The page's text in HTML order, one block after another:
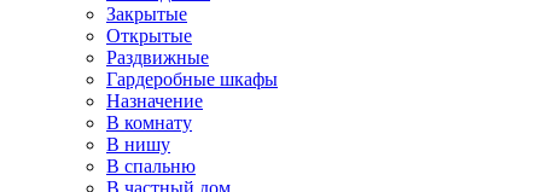
Закрытые
Открытые
Раздвижные
Гардеробные шкафы
Назначение
В комнату
В нишу
В спальню
В частный дом